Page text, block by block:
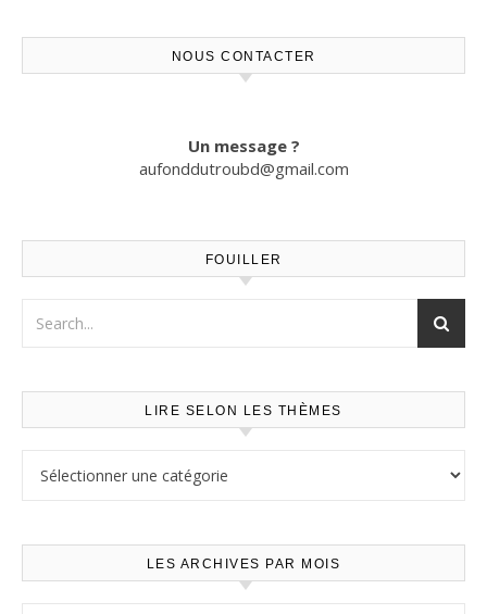
NOUS CONTACTER
Un message ?
aufonddutroubd@gmail.com
FOUILLER
LIRE SELON LES THÈMES
LES ARCHIVES PAR MOIS